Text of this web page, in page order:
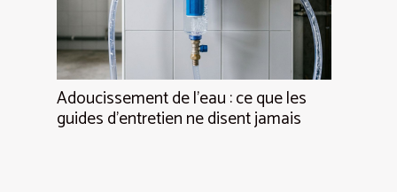
Adoucissement de l’eau : ce que les
guides d’entretien ne disent jamais